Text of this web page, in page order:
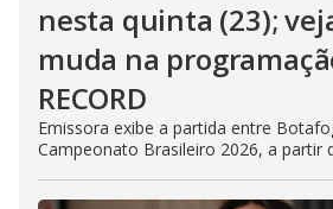
nesta quinta (23);
muda na
RECORD
Emissora exibe a partida entre
Campeonato Brasileiro 2026, a partir